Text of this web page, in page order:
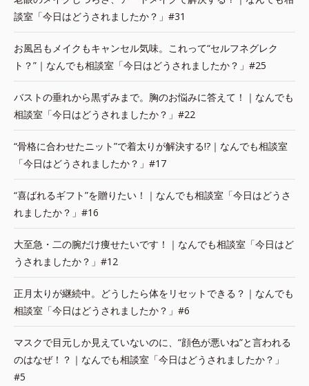
談室「今日はどうされましたか？」#31
お風呂もメイクもキャンセル気味。これって“セルフネグレク
ト？”｜なんでも相談室「今日はどうされましたか？」#25
バストの垂れから黒ずみまで。胸のお悩みに答えて！｜なんでも
相談室「今日はどうされましたか？」#22
“骨格に合わせたニット”で着太りが解決する!?｜なんでも相談室
「今日はどうされましたか？」#17
“喜ばれるギフト”を贈りたい！｜なんでも相談室「今日はどうさ
れましたか？」#16
大至急・二の腕だけ痩せたいです！｜なんでも相談室「今日はど
うされましたか？」#12
正月太りが継続中。どうしたら体をリセットできる？｜なんでも
相談室「今日はどうされましたか？」#6
マスクで目元しか見えていないのに、“顔色が悪いね”と言われる
のはなぜ！？｜なんでも相談室「今日はどうされましたか？」
#5